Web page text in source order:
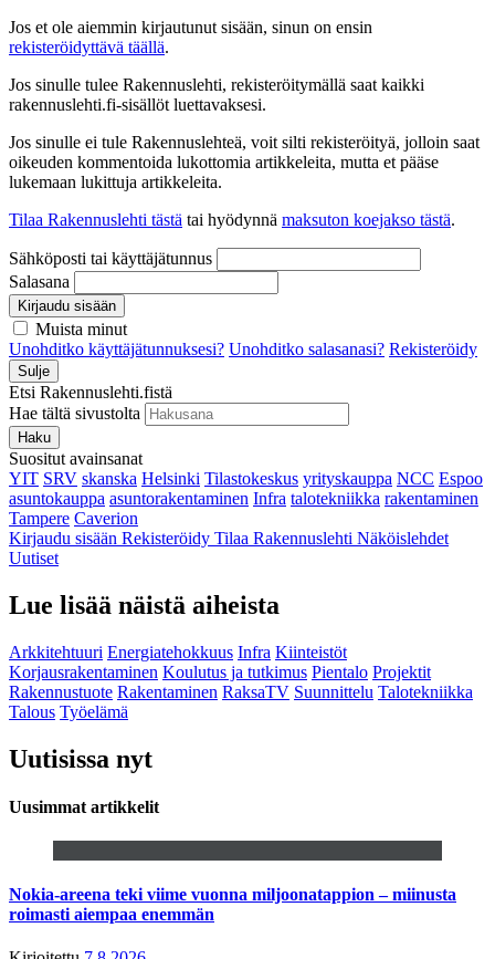
Jos et ole aiemmin kirjautunut sisään, sinun on ensin
rekisteröidyttävä täällä.
Jos sinulle tulee Rakennuslehti, rekisteröitymällä saat kaikki
rakennuslehti.fi-sisällöt luettavaksesi.
Jos sinulle ei tule Rakennuslehteä, voit silti rekisteröityä, jolloin saat
oikeuden kommentoida lukottomia artikkeleita, mutta et pääse
lukemaan lukittuja artikkeleita.
Tilaa Rakennuslehti tästä tai hyödynnä maksuton koejakso tästä.
Sähköposti tai käyttäjätunnus
Salasana
Kirjaudu sisään
Muista minut
Unohditko käyttäjätunnuksesi? Unohditko salasanasi? Rekisteröidy
Sulje
Etsi Rakennuslehti.fistä
Hae tältä sivustolta
Haku
Suositut avainsanat
YIT SRV skanska Helsinki Tilastokeskus yrityskauppa NCC Espoo
asuntokauppa asuntorakentaminen Infra talotekniikka rakentaminen
Tampere Caverion
Kirjaudu sisään Rekisteröidy Tilaa Rakennuslehti Näköislehdet
Uutiset
Lue lisää näistä aiheista
Arkkitehtuuri Energiatehokkuus Infra Kiinteistöt
Korjausrakentaminen Koulutus ja tutkimus Pientalo Projektit
Rakennustuote Rakentaminen RaksaTV Suunnittelu Talotekniikka
Talous Työelämä
Uutisissa nyt
Uusimmat artikkelit
Nokia-areena teki viime vuonna miljoonatappion – miinusta
roimasti aiempaa enemmän